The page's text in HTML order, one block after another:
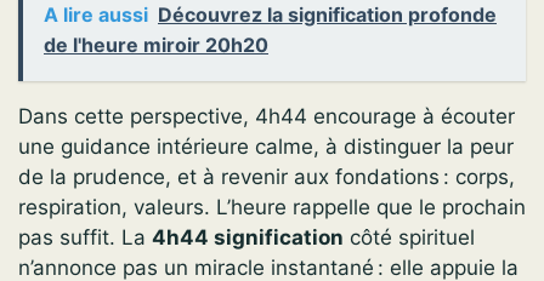
A lire aussi Découvrez la signification profonde
de l'heure miroir 20h20
Dans cette perspective, 4h44 encourage à écouter
une guidance intérieure calme, à distinguer la peur
de la prudence, et à revenir aux fondations : corps,
respiration, valeurs. L’heure rappelle que le prochain
pas suffit. La 4h44 signification côté spirituel
n’annonce pas un miracle instantané : elle appuie la